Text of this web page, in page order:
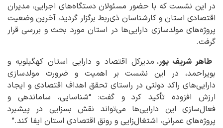
در این نشست که با حضور مسئولان دستگاه‌های اجرایی، مدیران
اقتصادی استان و کارشناسان ذی‌ربط برگزار گردید، آخرین وضعیت
پروژه‌های مولدسازی دارایی‌ها در استان مورد بحث و بررسی قرار
گرفت.
طاهر شریف پور، مدیرکل اقتصاد و دارایی استان کهگیلویه و
بویراحمد، در این نشست بر اهمیت و ضرورت مولدسازی
دارایی‌های راکد دولتی در راستای تحقق اهداف اقتصادی و ایجاد
ارزش افزوده تأکید کرد و گفت: “شناسایی، ساماندهی و
فعال‌سازی این دارایی‌ها می‌تواند نقش بسزایی در پیشبرد
پروژه‌های عمرانی، اشتغال‌زایی و رونق اقتصادی استان ایفا کند.”